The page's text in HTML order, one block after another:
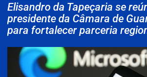
Elisandro da Tapeçaria se
presidente da Câmara de
para fortalecer parceria